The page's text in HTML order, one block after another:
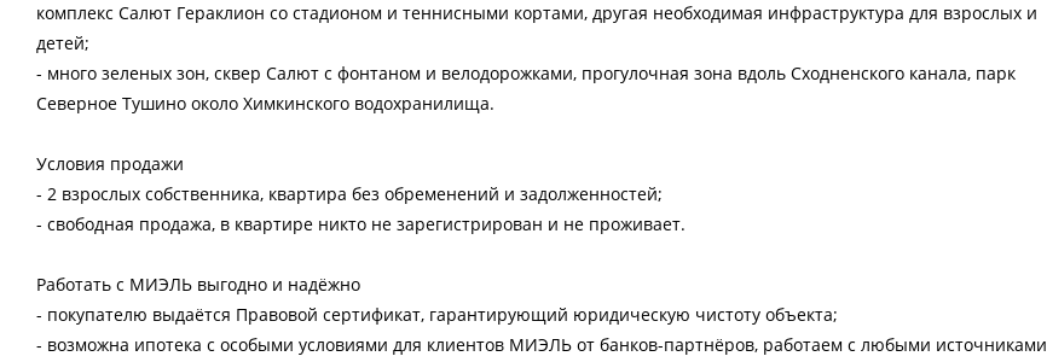
комплекс Салют Гераклион со стадионом и теннисными кортами, другая необходимая инфраструктура для взрослых и
детей;
- много зеленых зон, сквер Салют с фонтаном и велодорожками, прогулочная зона вдоль Сходненского канала, парк
Северное Тушино около Химкинского водохранилища.
Условия продажи
- 2 взрослых собственника, квартира без обременений и задолженностей;
- свободная продажа, в квартире никто не зарегистрирован и не проживает.
Работать с МИЭЛЬ выгодно и надёжно
- покупателю выдаётся Правовой сертификат, гарантирующий юридическую чистоту объекта;
- возможна ипотека с особыми условиями для клиентов МИЭЛЬ от банков-партнёров, работаем с любыми источниками